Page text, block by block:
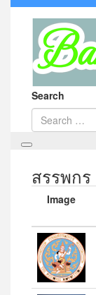
Search
สรรพกร
Image